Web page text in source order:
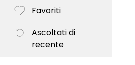
Favoriti
Ascoltati di
recente